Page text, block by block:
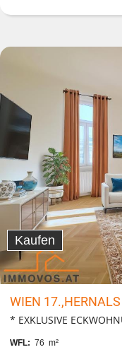
Kaufen
WIEN 17.,HERNALS
* EXKLUSIVE
WFL: 76 m²